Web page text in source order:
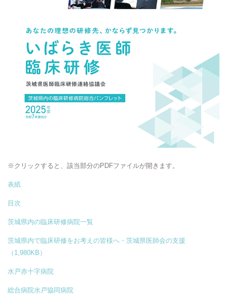
※クリックすると、該当部分のPDFファイルが開きます。
表紙
目次
茨城県内の臨床研修病院一覧
茨城県内で臨床研修をお考えの皆様へ・茨城県医師会の支援
（1,980KB）
水戸赤十字病院
総合病院水戸協同病院